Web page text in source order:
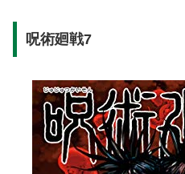
呪術廻戦7